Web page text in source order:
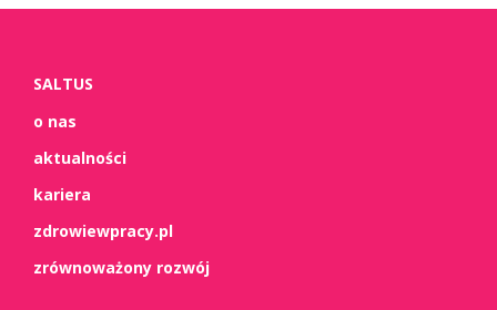
SALTUS
o nas
aktualności
kariera
zdrowiewpracy.pl
zrównoważony rozwój